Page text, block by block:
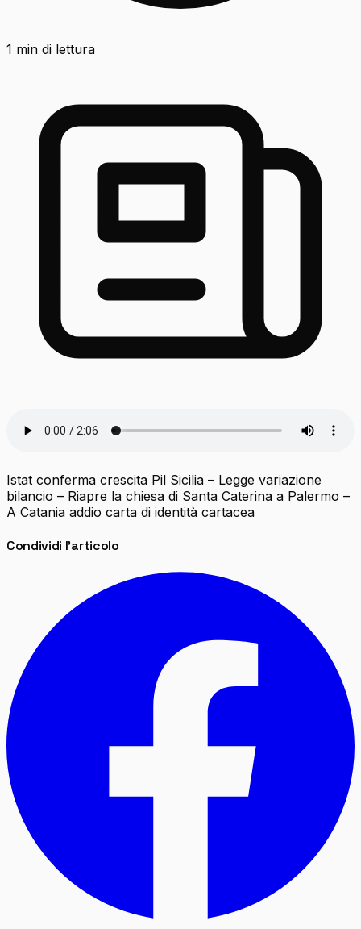
1 min di lettura
Istat conferma crescita Pil Sicilia – Legge variazione
bilancio – Riapre la chiesa di Santa Caterina a Palermo –
A Catania addio carta di identità cartacea
Condividi l'articolo